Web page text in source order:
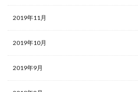
2019年11月
2019年10月
2019年9月